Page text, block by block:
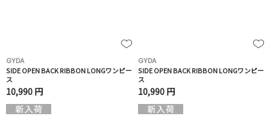
GYDA
SIDE OPEN BACK RIBBON LONGワンピー
ス
10,990 円
GYDA
SIDE OPEN BACK RIBBON LONGワンピー
ス
10,990 円